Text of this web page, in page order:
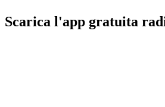
Scarica l'app gratuita